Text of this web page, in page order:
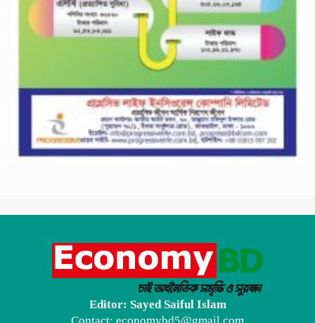
Editor: Sayed Saiful Islam
Contact: economybd5@gmail.com